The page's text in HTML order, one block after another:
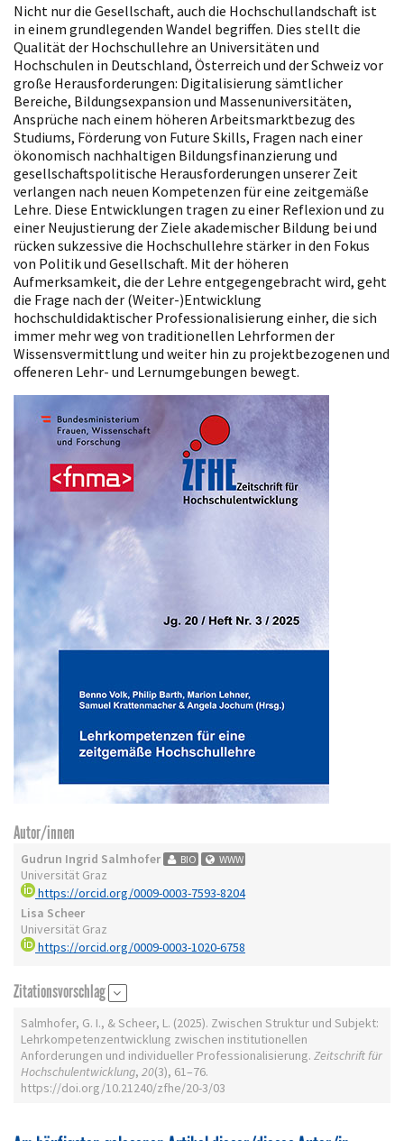
Nicht nur die Gesellschaft, auch die Hochschullandschaft ist
in einem grundlegenden Wandel begriffen. Dies stellt die
Qualität der Hochschullehre an Universitäten und
Hochschulen in Deutschland, Österreich und der Schweiz vor
große Herausforderungen: Digitalisierung sämtlicher
Bereiche, Bildungsexpansion und Massenuniversitäten,
Ansprüche nach einem höheren Arbeitsmarktbezug des
Studiums, Förderung von Future Skills, Fragen nach einer
ökonomisch nachhaltigen Bildungsfinanzierung und
gesellschaftspolitische Herausforderungen unserer Zeit
verlangen nach neuen Kompetenzen für eine zeitgemäße
Lehre. Diese Entwicklungen tragen zu einer Reflexion und zu
einer Neujustierung der Ziele akademischer Bildung bei und
rücken sukzessive die Hochschullehre stärker in den Fokus
von Politik und Gesellschaft. Mit der höheren
Aufmerksamkeit, die der Lehre entgegengebracht wird, geht
die Frage nach der (Weiter-)Entwicklung
hochschuldidaktischer Professionalisierung einher, die sich
immer mehr weg von traditionellen Lehrformen der
Wissensvermittlung und weiter hin zu projektbezogenen und
offeneren Lehr- und Lernumgebungen bewegt.
Autor/innen
Gudrun Ingrid Salmhofer BIO WWW
Universität Graz
https://orcid.org/0009-0003-7593-8204
Lisa Scheer
Universität Graz
https://orcid.org/0009-0003-1020-6758
Zitationsvorschlag
Salmhofer, G. I., & Scheer, L. (2025). Zwischen Struktur und Subjekt:
Lehrkompetenzentwicklung zwischen institutionellen
Anforderungen und individueller Professionalisierung. Zeitschrift für
Hochschulentwicklung, 20(3), 61–76.
https://doi.org/10.21240/zfhe/20-3/03